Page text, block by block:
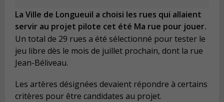
La Ville de Longueuil a choisi les rues qui allaient
servir au projet pilote cet été Ma rue pour jouer.
Un total de 29 rues a été sélectionné pour tester le
jeu libre dès le mois de juillet prochain, dont la rue
Jean-Béliveau.
Les artères désignées devaient répondre à certains
critères pour être candidates au projet.